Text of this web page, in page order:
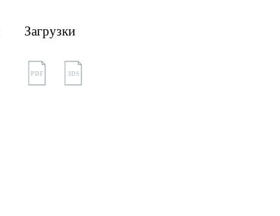
Загрузки
PDF 3DS